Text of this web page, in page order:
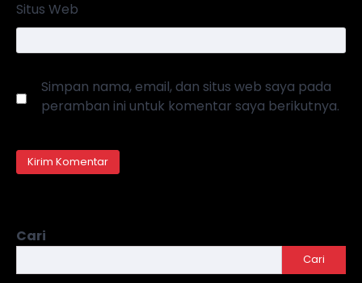
Situs Web
Simpan nama, email, dan situs web saya pada
peramban ini untuk komentar saya berikutnya.
Cari
Cari